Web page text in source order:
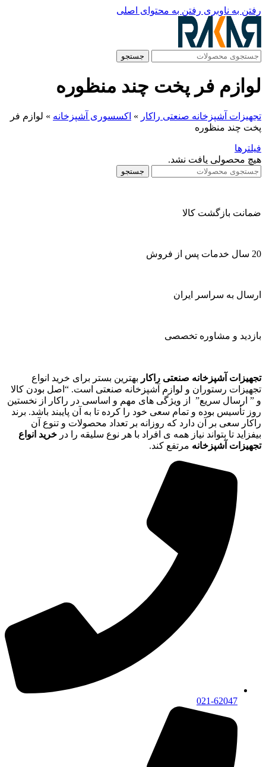
رفتن به ناوبری رفتن به محتوای اصلی
جستجو
لوازم فر پخت چند منظوره
تجهیزات آشپزخانه صنعتی راکار » اکسسوری آشپزخانه » لوازم فر
پخت چند منظوره
فیلترها
هیچ محصولی یافت نشد.
جستجو
ضمانت بازگشت کالا
20 سال خدمات پس از فروش
ارسال به سراسر ایران
بازدید و مشاوره تخصصی
تجهیزات آشپزخانه صنعتی راکار بهترین بستر برای خرید انواع
تجهیزات رستوران و لوازم آشپزخانه صنعتی است. “اصل بودن کالا
و ” ارسال سریع” از ویژگی های مهم و اساسی در راکار از نخستین
روز تأسیس بوده و تمام سعی خود را کرده تا به آن پایبند باشد. برند
راکار سعی بر آن دارد که روزانه بر تعداد محصولات و تنوع آن
بیفزاید تا بتواند نیاز همه ی افراد با هر نوع سلیقه را در خرید انواع
تجهیزات آشپزخانه مرتفع کند.
021-62047